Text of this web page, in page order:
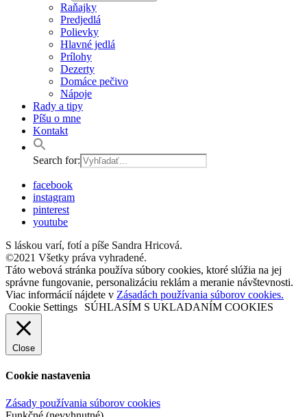
Raňajky
Predjedlá
Polievky
Hlavné jedlá
Prílohy
Dezerty
Domáce pečivo
Nápoje
Rady a tipy
Píšu o mne
Kontakt
Search for:
facebook
instagram
pinterest
youtube
S láskou varí, fotí a píše Sandra Hricová.
©2021 Všetky práva vyhradené.
Táto webová stránka používa súbory cookies, ktoré slúžia na jej
správne fungovanie, personalizáciu reklám a meranie návštevnosti.
Viac informácií nájdete v Zásadách používania súborov cookies.
Cookie Settings
SÚHLASÍM S UKLADANÍM COOKIES
Close
Cookie nastavenia
Zásady používania súborov cookies